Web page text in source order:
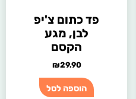
פד כתום צ'יפ
לבן, מגע
הקסם
₪29.90
הוספה לסל